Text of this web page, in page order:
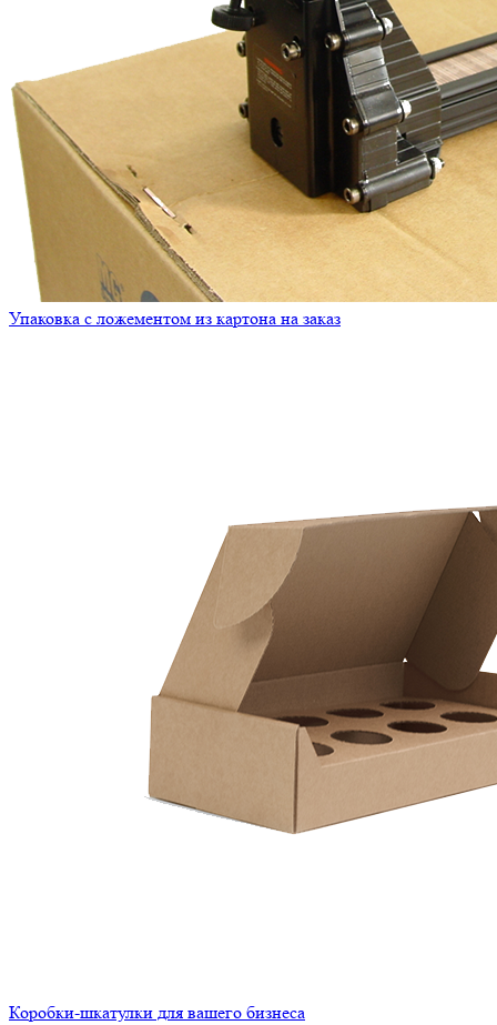
Упаковка с ложементом из картона на заказ
Коробки-шкатулки для вашего бизнеса